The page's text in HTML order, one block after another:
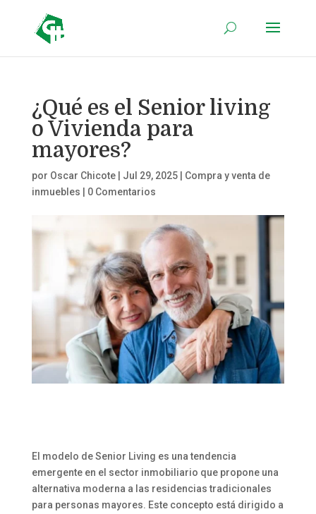
¿Qué es el Senior living
o Vivienda para
mayores?
por Oscar Chicote| Jul 29, 2025| Compra y venta de
inmuebles
0 Comentarios
El modelo de Senior Living es una tendencia
emergente en el sector inmobiliario que propone una
alternativa moderna a las residencias tradicionales
para personas mayores. Este concepto está dirigido a